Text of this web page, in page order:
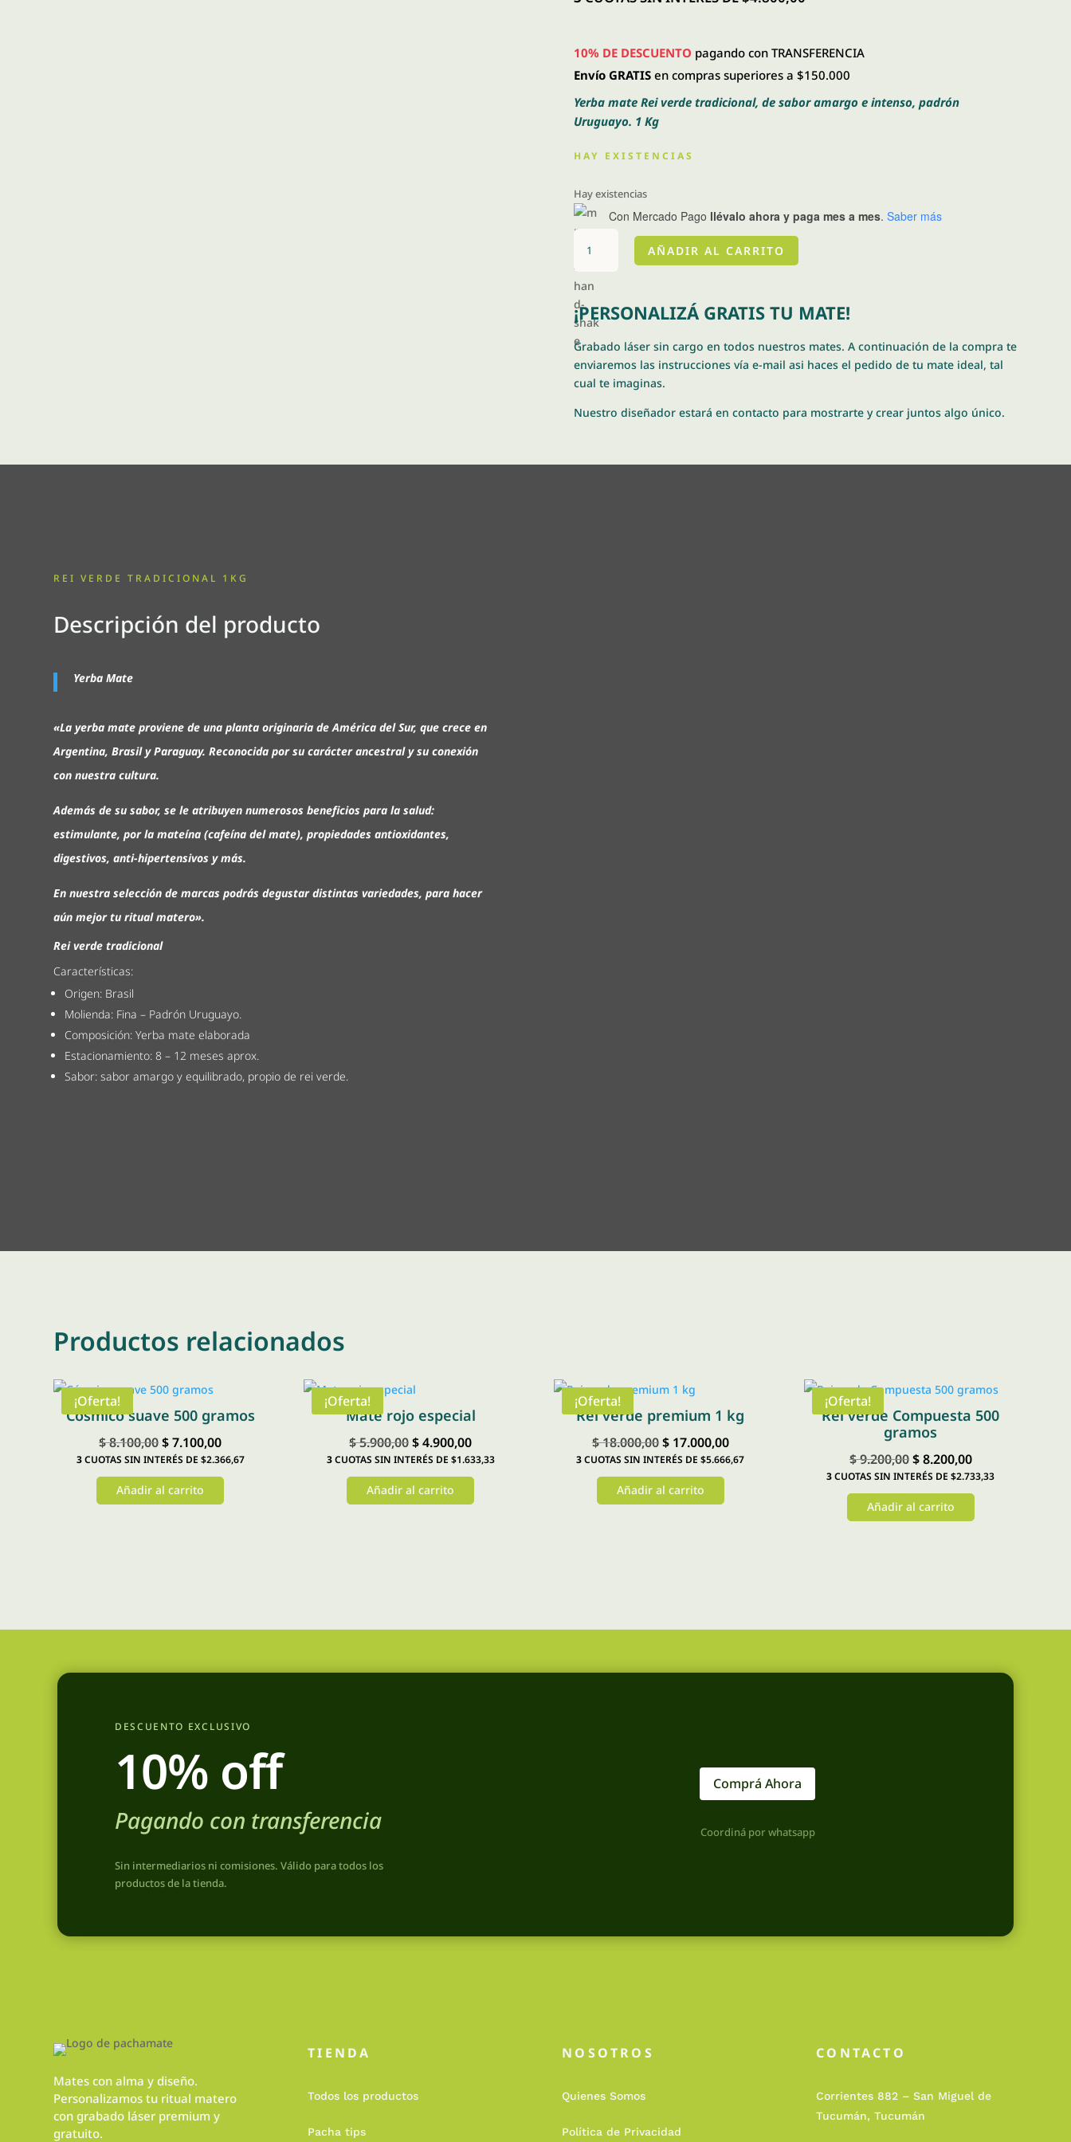
$ 15.400,00.
10% DE DESCUENTO pagando con TRANSFERENCIA
Envío GRATIS en compras superiores a $150.000
Yerba mate Rei verde tradicional, de sabor amargo e intenso, padrón
Uruguayo. 1 Kg
HAY EXISTENCIAS
Hay existencias
Con Mercado Pago llévalo ahora y paga mes a mes. Saber más
Rei
verde
tradicional
1Kg
cantidad
AÑADIR AL CARRITO
¡PERSONALIZÁ GRATIS TU MATE!
Grabado láser sin cargo en todos nuestros mates. A continuación de la compra te
enviaremos las instrucciones vía e-mail asi haces el pedido de tu mate ideal, tal
cual te imaginas.
Nuestro diseñador estará en contacto para mostrarte y crear juntos algo único.
REI VERDE TRADICIONAL 1KG
Descripción del producto
Yerba Mate
«La yerba mate proviene de una planta originaria de América del Sur, que crece en
Argentina, Brasil y Paraguay. Reconocida por su carácter ancestral y su conexión
con nuestra cultura.
Además de su sabor, se le atribuyen numerosos beneficios para la salud:
estimulante, por la mateína (cafeína del mate), propiedades antioxidantes,
digestivos, anti-hipertensivos y más.
En nuestra selección de marcas podrás degustar distintas variedades, para hacer
aún mejor tu ritual matero».
Rei verde tradicional
Características:
Origen: Brasil
Molienda: Fina – Padrón Uruguayo.
Composición: Yerba mate elaborada
Estacionamiento: 8 – 12 meses aprox.
Sabor: sabor amargo y equilibrado, propio de rei verde.
Productos relacionados
¡Oferta!
Cósmico suave 500 gramos
$8.100,00El
precio
original
era:
$7.100,00El
precio
es:
3CUOTAS SIN INTERÉS DE $2.366,67
Añadir al carrito
¡Oferta!
Mate rojo especial
$5.900,00El
precio
original
era:
$4.900,00El
precio
es:
3CUOTAS SIN INTERÉS DE $1.633,33
Añadir al carrito
¡Oferta!
Rei verde premium 1 kg
$18.000,00El
precio
original
era:
$17.000,00El
precio
3CUOTAS SIN INTERÉS DE $5.666,67
Añadir al carrito
¡Oferta!
Rei verde Compuesta 500
gramos
$9.200,00El
precio
original
era:
$8.200,00El
precio
es:
3CUOTAS SIN INTERÉS DE $2.733,33
Añadir al carrito
DESCUENTO EXCLUSIVO
10% off
Pagando con transferencia
Sin intermediarios ni comisiones. Válido para todos los
productos de la tienda.
Comprá Ahora
Coordiná por whatsapp
Mates con alma y diseño.
Personalizamos tu ritual matero
con grabado láser premium y
gratuito.
TIENDA
Todos los productos
Pacha tips
NOSOTROS
Quienes Somos
Política de Privacidad
CONTACTO
Corrientes 882 – San Miguel de
Tucumán, Tucumán